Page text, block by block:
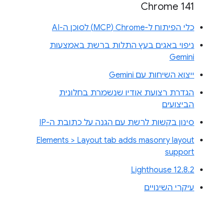
Chrome 141
כלי הפיתוח ל-Chrome‏ (MCP) לסוכן ה-AI
ניפוי באגים בעץ התלות ברשת באמצעות
Gemini
ייצוא השיחות עם Gemini
הגדרת רצועת אודיו שנשמרת בחלונית
הביצועים
סינון בקשות לרשת עם הגנה על כתובת ה-IP
Elements > Layout tab adds masonry layout
support
Lighthouse 12.8.2
עיקרי השינויים